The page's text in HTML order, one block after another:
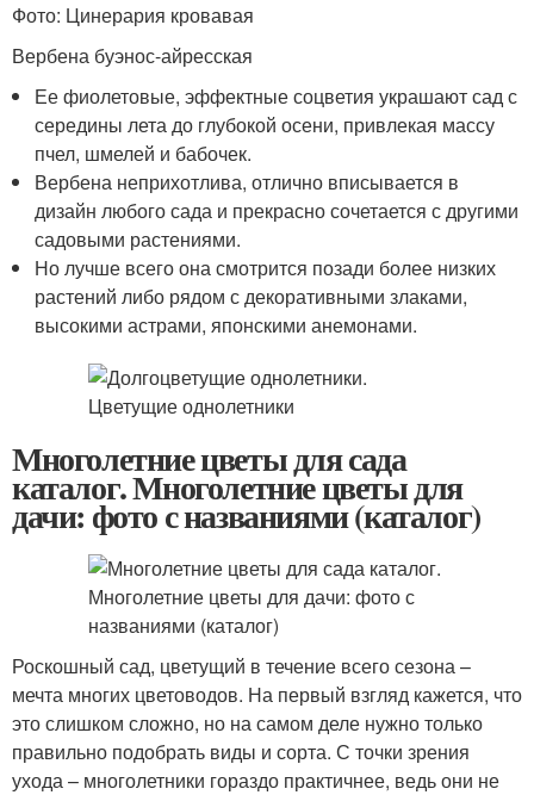
Фото: Цинерария кровавая
Вербена буэнос-айресская
Ее фиолетовые, эффектные соцветия украшают сад с
середины лета до глубокой осени, привлекая массу
пчел, шмелей и бабочек.
Вербена неприхотлива, отлично вписывается в
дизайн любого сада и прекрасно сочетается с другими
садовыми растениями.
Но лучше всего она смотрится позади более низких
растений либо рядом с декоративными злаками,
высокими астрами, японскими анемонами.
Многолетние цветы для сада
каталог. Многолетние цветы для
дачи: фото с названиями (каталог)
Роскошный сад, цветущий в течение всего сезона –
мечта многих цветоводов. На первый взгляд кажется, что
это слишком сложно, но на самом деле нужно только
правильно подобрать виды и сорта. С точки зрения
ухода – многолетники гораздо практичнее, ведь они не